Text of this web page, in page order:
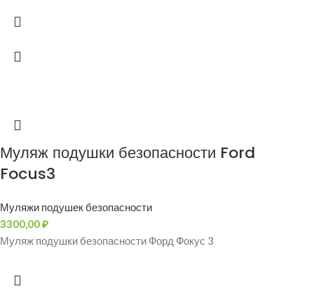
Муляж подушки безопасности Ford
Focus3
Муляжи подушек безопасности
3300,00₽
Муляж подушки безопасности Форд Фокус 3